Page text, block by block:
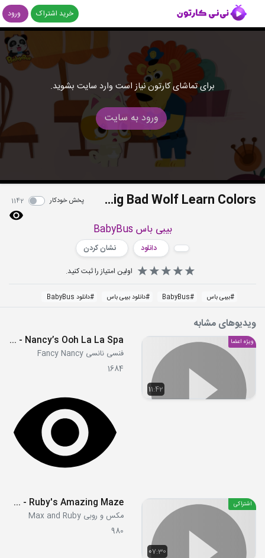
خرید اشتراک ورود
برای تماشای کارتون نیاز است وارد سایت بشوید.
ورود به سایت
Kitten Police Catches Big Bad Wolf Learn Colors پخش خودکار 1142
بیبی باس BabyBus
دانلود
نشان کردن
اولین امتیاز را ثبت کنید.
#بیبی باس #
BabyBus
#دانلود بیبی باس #دانلود BabyBus
ویدیوهای مشابه
11:42
ویژه اعضا S01E05 - Nancy’s Ooh La La Spa
فنسی نانسی Fancy Nancy
1684
07:30
اشتراکی S5E04b - Ruby's Amazing Maze
مکس و روبی Max and Ruby
980